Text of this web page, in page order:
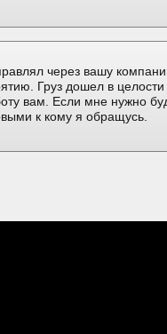
через вашу
Груз дошел в
вам. Если мне нужно
к кому я обращусь.